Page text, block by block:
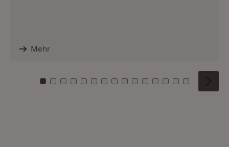
Mehr
Zu Kachel: 0
Zu Kachel: 1
Zu Kachel: 2
Zu Kachel: 3
Zu Kachel: 4
Zu Kachel: 5
Zu Kachel: 6
Zu Kachel: 7
Zu Kachel: 8
Zu Kachel: 9
Zu Kachel: 10
Zu Kachel: 11
Zu Kachel: 12
Zu Kachel:
Zu